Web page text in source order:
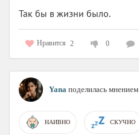
Так бы в жизни было.
Нравится 2 0
Yana поделилась мнением
НАИВНО СКУЧНО